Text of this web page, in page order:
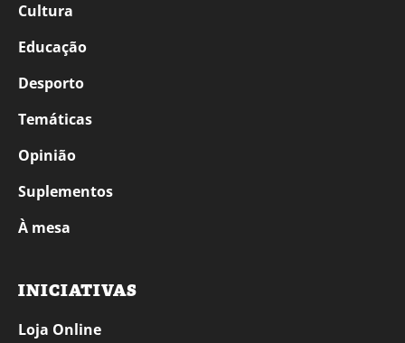
Cultura
Educação
Desporto
Temáticas
Opinião
Suplementos
À mesa
INICIATIVAS
Loja Online